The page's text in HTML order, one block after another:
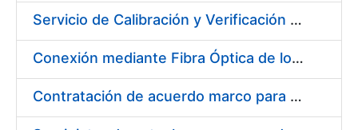
Servicio de Calibración y Verificación Externa de los Equipos de Medición del Servicio de Prevención de la FNMT-RCM
Conexión mediante Fibra Óptica de los Centros de Proceso de Datos (CPDs) de las sedes de la FNMT-RCM de Burgos y Madrid
Contratación de acuerdo marco para el Suministro de Material de Electricidad para la Fábrica Nacional de Moneda y Timbre-Real Casa de la Moneda en su centro de trabajo de Burgos